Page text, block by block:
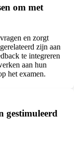
om met
en zorgt
zijn aan
te integreren
aan hun
het examen.
gestimuleerd